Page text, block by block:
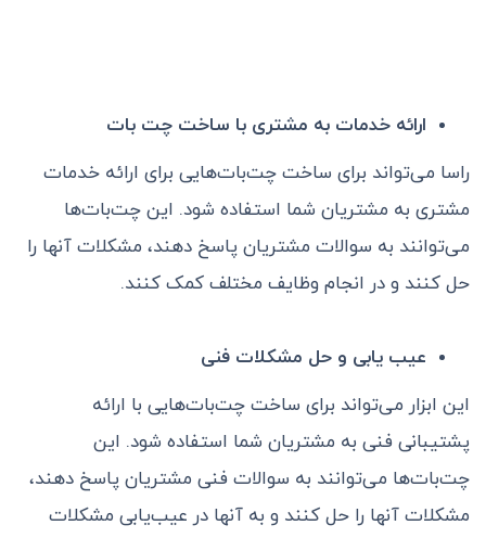
ارائه خدمات به مشتری با ساخت چت بات
راسا می‌تواند برای ساخت چت‌بات‌هایی برای ارائه خدمات
مشتری به مشتریان شما استفاده شود. این چت‌بات‌ها
می‌توانند به سوالات مشتریان پاسخ دهند، مشکلات آنها را
حل کنند و در انجام وظایف مختلف کمک کنند.
عیب یابی و حل مشکلات فنی
این ابزار می‌تواند برای ساخت چت‌بات‌هایی با ارائه
پشتیبانی فنی به مشتریان شما استفاده شود. این
چت‌بات‌ها می‌توانند به سوالات فنی مشتریان پاسخ دهند،
مشکلات آنها را حل کنند و به آنها در عیب‌یابی مشکلات